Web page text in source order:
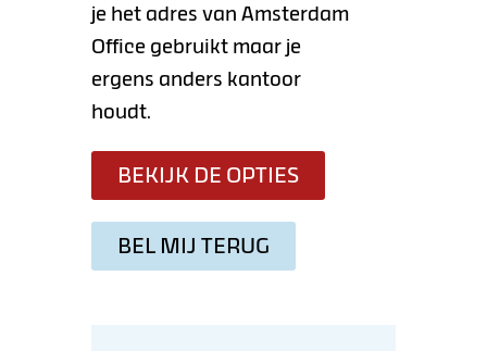
je het adres van Amsterdam
Office gebruikt maar je
ergens anders kantoor
houdt.
BEKIJK DE OPTIES
BEL MIJ TERUG